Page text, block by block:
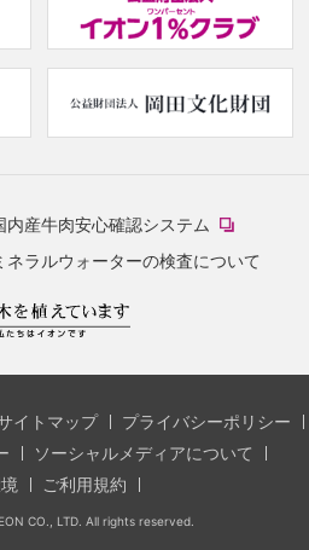
window.)
内産牛肉安心確認システム (new
ネラルウォーターの検査について
イトマップ
プライバシーポリシー
ソーシャルメディアについて
ご利用規約
CO., LTD. All rights reserved.